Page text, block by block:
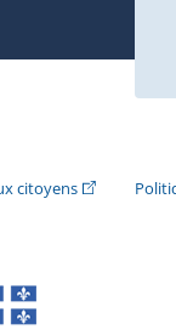
citoyens(Cet